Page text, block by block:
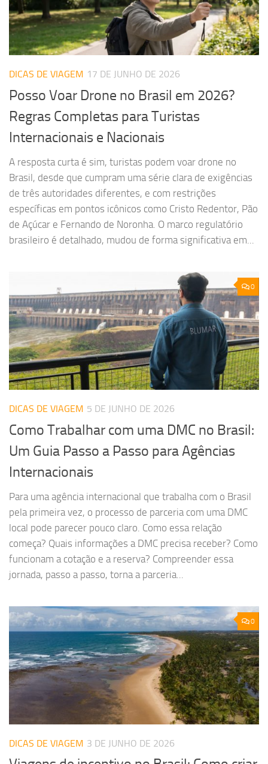
DICAS DE VIAGEM 17 DE JUNHO DE 2026
Posso Voar Drone no Brasil em 2026?
Regras Completas para Turistas
Internacionais e Nacionais
A resposta curta é sim, turistas podem voar drone no
Brasil, desde que cumpram uma série clara de exigências
de três autoridades diferentes, e com restrições
específicas em pontos icônicos como Cristo Redentor, Pão
de Açúcar e Fernando de Noronha. O marco regulatório
brasileiro é detalhado, mudou de forma significativa em...
0
DICAS DE VIAGEM 5 DE JUNHO DE 2026
Como Trabalhar com uma DMC no Brasil:
Um Guia Passo a Passo para Agências
Internacionais
Para uma agência internacional que trabalha com o Brasil
pela primeira vez, o processo de parceria com uma DMC
local pode parecer pouco claro. Como essa relação
começa? Quais informações a DMC precisa receber? Como
funcionam a cotação e a reserva? Compreender essa
jornada, passo a passo, torna a parceria...
0
DICAS DE VIAGEM 3 DE JUNHO DE 2026